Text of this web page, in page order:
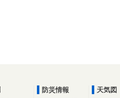
防災情報
天気図